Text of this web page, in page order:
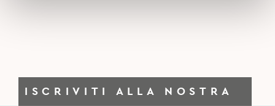
ISCRIVITI ALLA NOSTRA